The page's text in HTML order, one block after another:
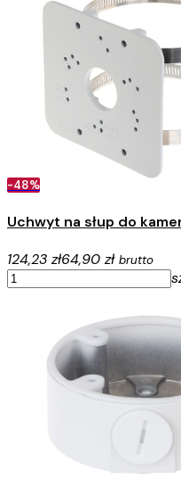
-48%
Uchwyt na słup do
124,23 zł64,90 zł brutto